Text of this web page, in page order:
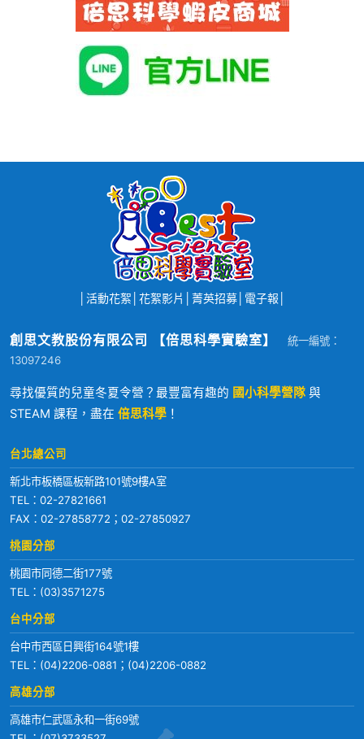
活動花絮 花絮影片 菁英招募│ 電子報
創思文教股份有限公司 【倍思科學實驗室】
統一編號：
13097246
尋找優質的兒童冬夏令營？最豐富有趣的 國小科學營隊 與
STEAM 課程，盡在 倍思科學 ！
台北總公司
新北市板橋區板新路101號9樓A室
TEL： 02-27821661
FAX：02-27858772；02-27850927
桃園分部
桃園市同德二街177號
TEL： (03)3571275
台中分部
台中市西區日興街164號1樓
TEL： (04)2206-0881 ； (04)2206-0882
高雄分部
高雄市仁武區永和一街69號